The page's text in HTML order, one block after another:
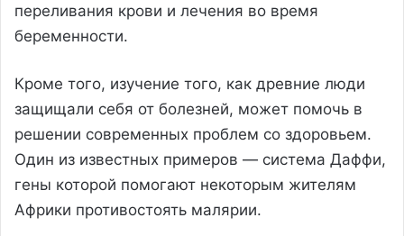
переливания крови и лечения во время
беременности.
Кроме того, изучение того, как древние люди
защищали себя от болезней, может помочь в
решении современных проблем со здоровьем.
Один из известных примеров — система Даффи,
гены которой помогают некоторым жителям
Африки противостоять малярии.